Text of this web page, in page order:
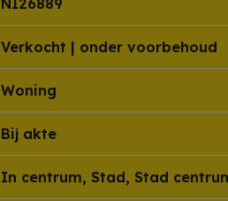
Verkocht | onder voorbehoud
Woning
Bij akte
In centrum, Stad, Stad